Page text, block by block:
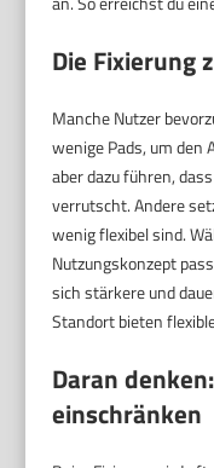
Die Fixierung
Manche Nutzer
wenige Pads, um den
aber dazu führen,
verrutscht. Andere
wenig flexibel sind.
Nutzungskonzept
sich stärkere und
Standort bieten
Daran
einschränken